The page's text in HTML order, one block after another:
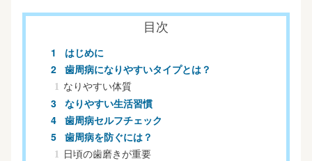
c
e
b
o
o
k
tt
er
e ck
et
e
n
a
目次
はじめに
歯周病になりやすいタイプとは？
なりやすい体質
なりやすい生活習慣
歯周病セルフチェック
歯周病を防ぐには？
日頃の歯磨きが重要